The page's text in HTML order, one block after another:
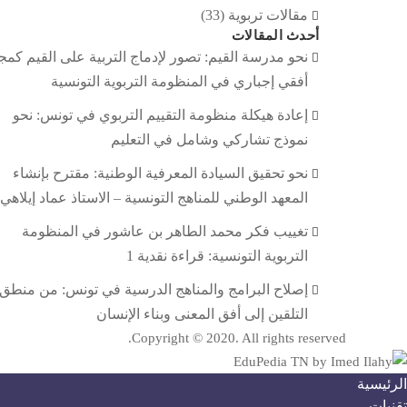
مقالات تربوية (33)
أحدث المقالات
نحو مدرسة القيم: تصور لإدماج التربية على القيم
أفقي إجباري في المنظومة التربوية التونسية
إعادة هيكلة منظومة التقييم التربوي في تونس: نحو
نموذج تشاركي وشامل في التعليم
نحو تحقيق السيادة المعرفية الوطنية: مقترح بإنشاء
المعهد الوطني للمناهج التونسية – الاستاذ عماد إيلاهي
تغييب فكر محمد الطاهر بن عاشور في المنظومة
التربوية التونسية: قراءة نقدية 1
إصلاح البرامج والمناهج الدرسية في تونس: من منطق
التلقين إلى أفق المعنى وبناء الإنسان
Copyright © 2020. All rights reserved.
الرئيسية